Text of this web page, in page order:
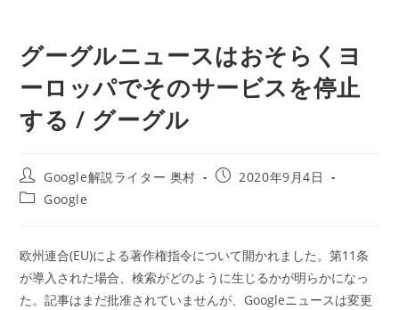
グーグルニュースはおそらくヨ
ーロッパでそのサービスを停止
する / グーグル
投
稿
者:
Google解説ライター 奥村
投
2020年9月4日
投
テ
ゴ
リ
ー:
Google
欧州連合(EU)による著作権指令について開かれました。第11条
が導入された場合、検索がどのように生じるかが明らかになっ
た。記事はまだ批准されていませんが、Googleニュースは変更